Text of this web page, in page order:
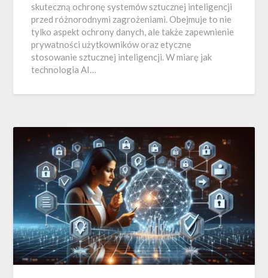
skuteczną ochronę systemów sztucznej inteligencji
przed różnorodnymi zagrożeniami. Obejmuje to nie
tylko aspekt ochrony danych, ale także zapewnienie
prywatności użytkowników oraz etyczne
stosowanie sztucznej inteligencji. W miarę jak
technologia AI…